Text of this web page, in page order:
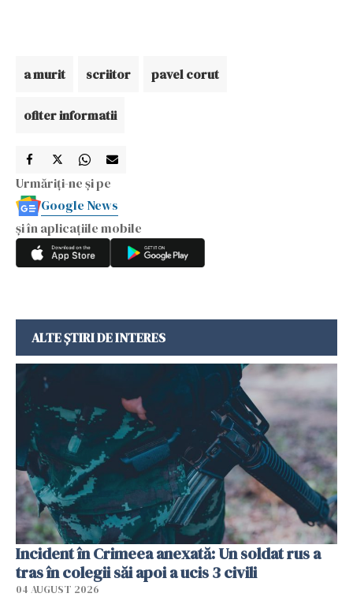
a murit scriitor pavel corut
ofiter informatii
Urmăriți-ne și pe
Google News
și în aplicațiile mobile
ALTE ȘTIRI DE INTERES
Incident în Crimeea anexată: Un soldat rus a
tras în colegii săi apoi a ucis 3 civili
04 AUGUST 2026